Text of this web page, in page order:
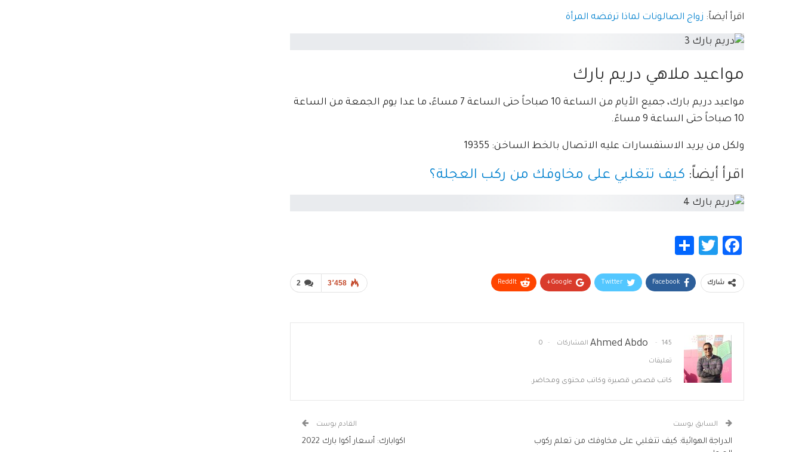
اقرأ أيضاً: زواج الصالونات لماذا ترفضه المرأة
مواعيد ملاهي دريم بارك
مواعيد دريم بارك، جميع الأيام من الساعة 10 صباحاً حتى الساعة 7 مساءً، ما عدا يوم الجمعة من الساعة
10 صباحاً حتى الساعة 9 مساءً.
ولكل من يريد الاستفسارات عليه الاتصال بالخط الساخن: 19355
اقرأ أيضاً: كيف تتغلبي على مخاوفك من ركب العجلة؟
Facebook
Twitter
2 3٬458 شارك Facebook
Twitter
Google+
ReddIt
Ahmed Abdo 145 المشاركات 0
تعليقات
كاتب قصص قصيرة وكاتب محتوى ومحاضر.
السابق بوست
الدراجة الهوائية: كيف تتغلبي على مخاوفك من تعلم ركوب
القادم بوست
اكوابارك: أسعار أكوا بارك 2022